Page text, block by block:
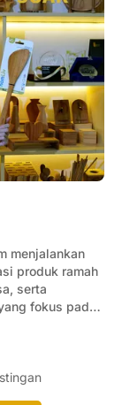
menjalankan
produk ramah
serta
fokus pada
juga
yang positif